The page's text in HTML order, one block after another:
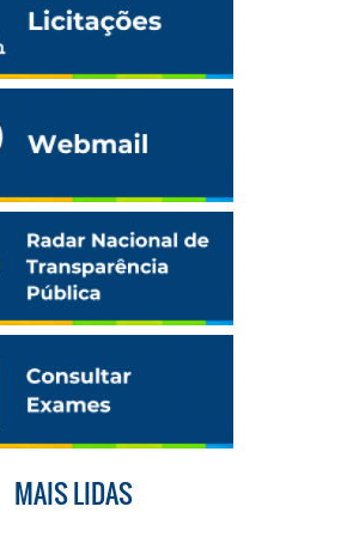
MAIS LIDAS